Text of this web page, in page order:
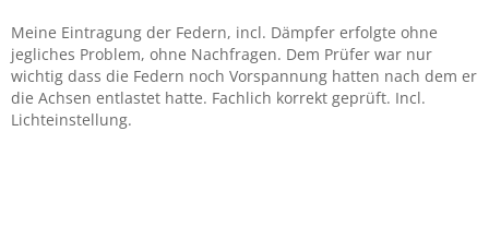
Meine Eintragung der Federn, incl. Dämpfer erfolgte ohne
jegliches Problem, ohne Nachfragen. Dem Prüfer war nur
wichtig dass die Federn noch Vorspannung hatten nach dem er
die Achsen entlastet hatte. Fachlich korrekt geprüft. Incl.
Lichteinstellung.